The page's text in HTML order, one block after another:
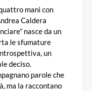
mani con
Caldera
nasce da un
le sfumature
un
deciso.
parole che
ma la raccontano